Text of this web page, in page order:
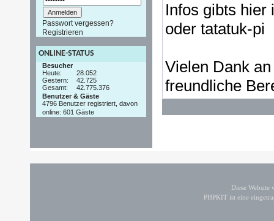
Passwort vergessen?
Registrieren
ONLINE-STATUS
Besucher
Heute:
28.052
Gestern:
42.725
Gesamt:
42.775.376
Benutzer & Gäste
4796 Benutzer registriert, davon
online: 601 Gäste
Infos gibts hier
oder tatatuk-pi
Vielen Dank
freundliche
Diese
PHPKIT ist eine